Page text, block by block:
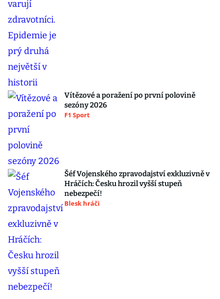
Vítězové a poražení po první polovině
sezóny 2026
F1 Sport
Šéf Vojenského zpravodajství exkluzivně v
Hráčích: Česku hrozil vyšší stupeň
nebezpečí!
Blesk hráči